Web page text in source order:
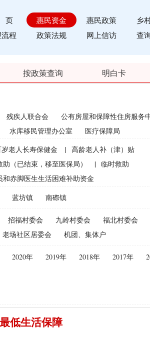
页 惠民资金 惠民政策 乡
程
政策法规 网上信访 查
按政策查询 明白卡
残疾人联合会
公有房屋和保障性住房服务
水库移民管理办公室 医疗保障局
老人长寿保健金 | 高龄老人补（津）贴
（已结束，移至医保局） | 临时救助
和赤脚医生生活困难补助资金
户奖励）
农村部分计划生育家庭奖励
养殖业油价补贴（已结束）
建局） | 禁渔渔民生产生活补助（已结束）
） | 生态公益林基础性补偿（已结束）
民政局）
蓝坊镇 南磜镇
招福村委会 九岭村委会 福北村委会
老场社区居委会 机团、集体户
2020年 2019年 2018年 2017年
低生活保障